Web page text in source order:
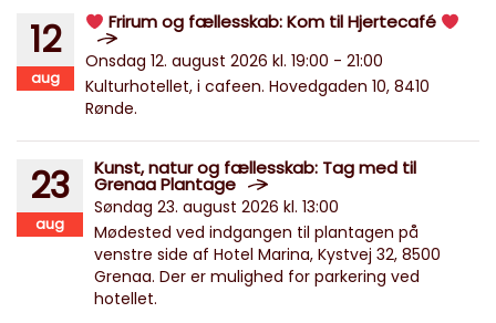
12
aug
Frirum og fællesskab: Kom til Hjertecafé
Onsdag 12. august 2026 kl. 19:00 - 21:00
Kulturhotellet, i cafeen. Hovedgaden 10, 8410
Rønde.
23
aug
Kunst, natur og fællesskab: Tag med til
Grenaa Plantage
Søndag 23. august 2026 kl. 13:00
Mødested ved indgangen til plantagen på
venstre side af Hotel Marina, Kystvej 32, 8500
Grenaa. Der er mulighed for parkering ved
hotellet.